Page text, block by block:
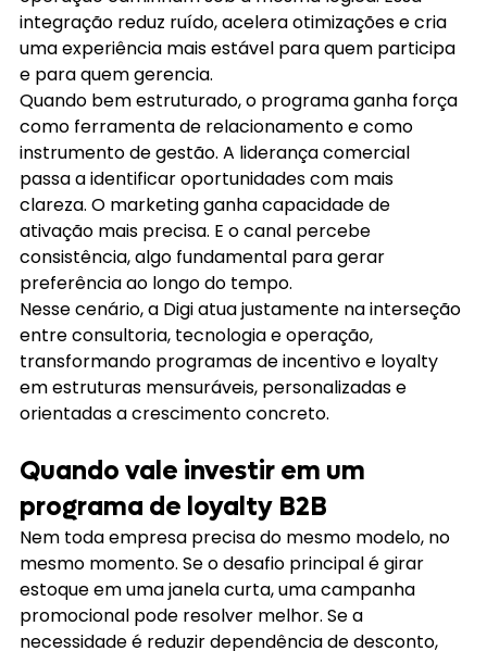
integração reduz ruído, acelera otimizações e cria
uma experiência mais estável para quem participa
e para quem gerencia.
Quando bem estruturado, o programa ganha força
como ferramenta de relacionamento e como
instrumento de gestão. A liderança comercial
passa a identificar oportunidades com mais
clareza. O marketing ganha capacidade de
ativação mais precisa. E o canal percebe
consistência, algo fundamental para gerar
preferência ao longo do tempo.
Nesse cenário, a Digi atua justamente na interseção
entre consultoria, tecnologia e operação,
transformando programas de incentivo e loyalty
em estruturas mensuráveis, personalizadas e
orientadas a crescimento concreto.
Quando vale investir em um
programa de loyalty B2B
Nem toda empresa precisa do mesmo modelo, no
mesmo momento. Se o desafio principal é girar
estoque em uma janela curta, uma campanha
promocional pode resolver melhor. Se a
necessidade é reduzir dependência de desconto,